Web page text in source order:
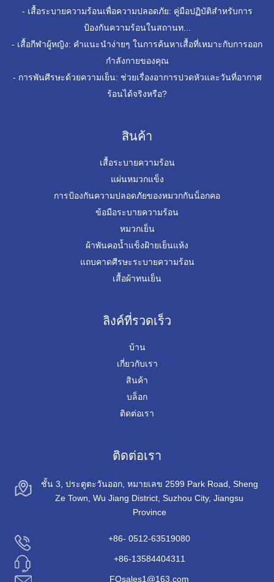
- เสื้อระบายความร้อนเพื่อความปลอดภัย: คู่มือปฏิบัติสำหรับการ
ป้องกันความร้อนในสถานท...
- เสื้อกีฬาผู้หญิง: คำแนะนำง่ายๆ ในการค้นหาเสื้อที่เหมาะกับการออก
กำลังกายของคุณ
- การพันศีรษะด้วยความเย็น: ช่วยเรื่องอาการปวดหัวและวันที่อากาศ
ร้อนได้จริงหรือ?
สินค้า
เสื้อระบายความร้อน
แผ่นหมวกแข็ง
การป้องกันความปลอดภัยของหมวกกันน็อกคอ
ข้อมือระบายความร้อน
หมวกเย็น
ผ้าพันคอน้ำแข็งฝ้ายเย็นแห้ง
แถบคาดศีรษะระบายความร้อน
เสื้อผ้าทนเย็น
ลิงค์ที่รวดเร็ว
บ้าน
เกี่ยวกับเรา
สินค้า
บล็อก
ติดต่อเรา
ติดต่อเรา
ชั้น 3, ประตูตะวันออก, หมายเลข 2599 Park Road, Sheng
Ze Town, Wu Jiang District, Suzhou City, Jiangsu
Province
+86- 0512-63519080
+86-13584404311
FQsales1@163.com